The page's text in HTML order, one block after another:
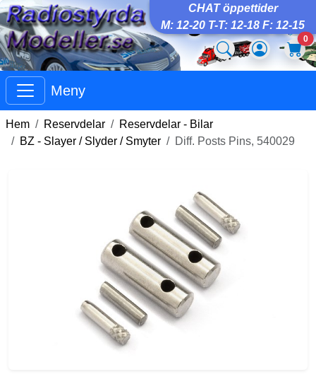
CHAT öppettider
M: 12-20 T-T: 12-18 F: 12-15
0
Meny
Hem Reservdelar
Reservdelar - Bilar
BZ - Slayer / Slyder / Smyter
Diff. Posts Pins, 540029